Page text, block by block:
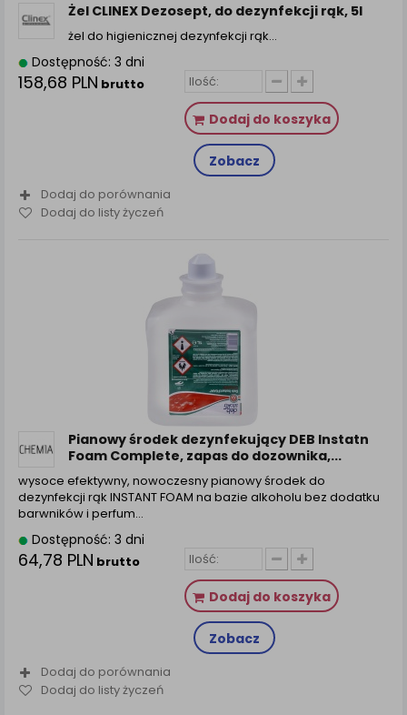
Żel CLINEX Dezosept, do dezynfekcji rąk, 5l
żel do higienicznej dezynfekcji rąk…
Dostępność: 3 dni
158,68 PLN brutto
Dodaj do koszyka
Zobacz
Dodaj do porównania
Dodaj do listy życzeń
Pianowy środek dezynfekujący DEB Instatn
Foam Complete, zapas do dozownika,...
wysoce efektywny, nowoczesny pianowy środek do
dezynfekcji rąk INSTANT FOAM na bazie alkoholu bez dodatku
barwników i perfum…
Dostępność: 3 dni
64,78 PLN brutto
Dodaj do koszyka
Zobacz
Dodaj do porównania
Dodaj do listy życzeń